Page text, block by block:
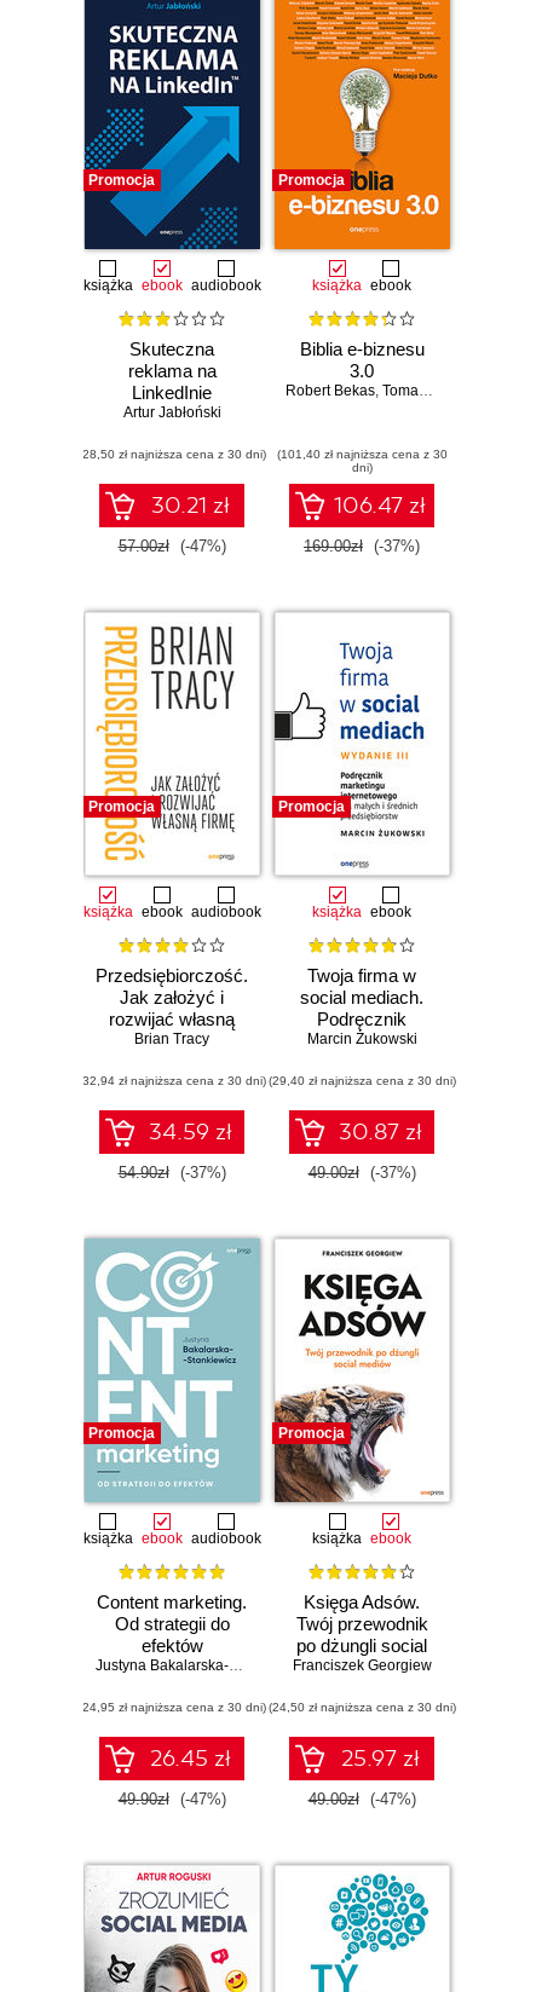
Promocja
książka ebook audiobook
Skuteczna
reklama na
LinkedInie
Artur Jabłoński
(28,50 zł najniższa cena z 30 dni)
30.21 zł
57.00zł (-47%)
Promocja
książka ebook
Biblia e-biznesu
3.0
Robert Bekas, Tomasz Burcon
(101,40 zł najniższa cena z 30
dni)
106.47 zł
169.00zł (-37%)
Promocja
książka ebook audiobook
Przedsiębiorczość.
Jak założyć i
rozwijać własną
firmę
Brian Tracy
(32,94 zł najniższa cena z 30 dni)
34.59 zł
54.90zł (-37%)
Promocja
książka ebook
Twoja firma w
social mediach.
Podręcznik
marketingu
małych i średnich
przedsiębiorstw.
Wydanie III
Marcin Żukowski
(29,40 zł najniższa cena z 30 dni)
30.87 zł
49.00zł (-37%)
Promocja
książka ebook audiobook
Content marketing.
Od strategii do
efektów
Justyna Bakalarska-Stankiewicz
(24,95 zł najniższa cena z 30 dni)
26.45 zł
49.90zł (-47%)
Promocja
książka ebook
Księga Adsów.
Twój przewodnik
po dżungli social
mediów
Franciszek Georgiew
(24,50 zł najniższa cena z 30 dni)
25.97 zł
49.00zł (-47%)